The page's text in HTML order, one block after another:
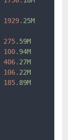
1929. 25M
275. 59M
100. 94M
406. 27M
106. 22M
185. 89M